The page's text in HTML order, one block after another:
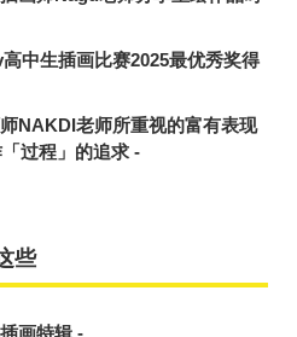
中生插画比赛2025最优秀奖得
NAKDI老师所重视的富有表现
过程」的追求 -
些
画特辑 -